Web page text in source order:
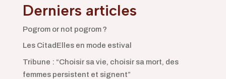
Derniers articles
Pogrom or not pogrom ?
Les CitadElles en mode estival
Tribune : “Choisir sa vie, choisir sa mort, des
femmes persistent et signent”